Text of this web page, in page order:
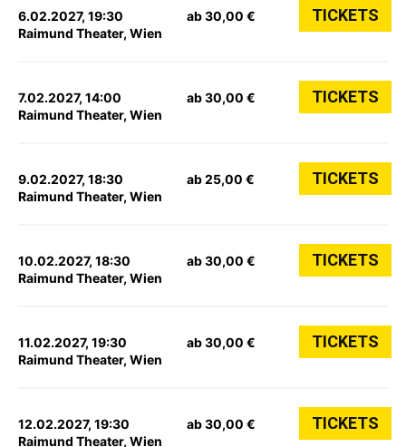
6.02.2027, 19:30
Raimund Theater, Wien
ab 30,00 € TICKETS
7.02.2027, 14:00
Raimund Theater, Wien
ab 30,00 € TICKETS
9.02.2027, 18:30
Raimund Theater, Wien
ab 25,00 € TICKETS
10.02.2027, 18:30
Raimund Theater, Wien
ab 30,00 € TICKETS
11.02.2027, 19:30
Raimund Theater, Wien
ab 30,00 € TICKETS
12.02.2027, 19:30
Raimund Theater, Wien
ab 30,00 € TICKETS